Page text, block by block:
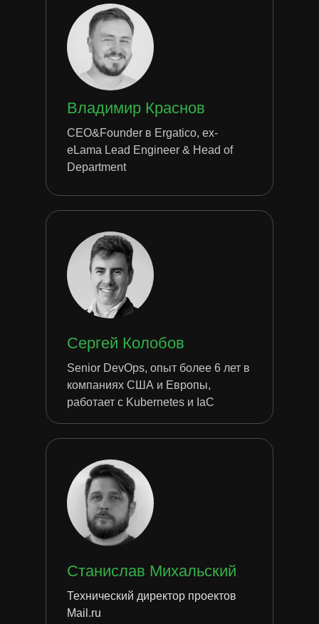
Владимир Краснов
CEO&Founder в Ergatico, ex-
eLama Lead Engineer & Head of
Department
Станислав Михальский
Сергей Колобов
Технический директор проектов
Mail.ru
Senior DevOps, опыт более 6 лет в
компаниях США и Европы,
работает с Kubernetes и IaC